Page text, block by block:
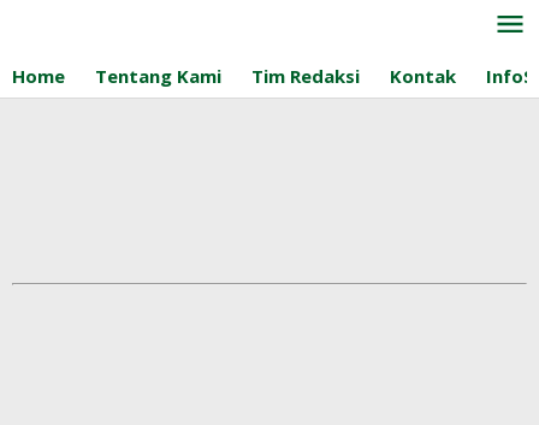
konten
Home Tentang Kami Tim Redaksi Kontak